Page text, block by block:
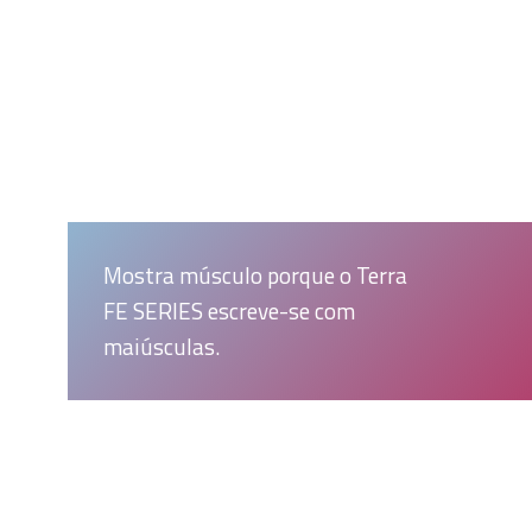
Mostra músculo porque o Terra
FE SERIES escreve-se com
maiúsculas.